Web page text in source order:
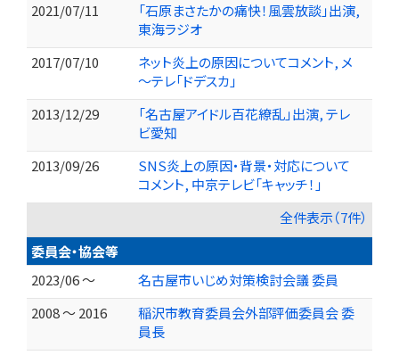
2021/07/11
「石原まさたかの痛快！風雲放談」出演,
東海ラジオ
2017/07/10
ネット炎上の原因についてコメント, メ
～テレ「ドデスカ」
2013/12/29
「名古屋アイドル百花繚乱」出演, テレ
ビ愛知
2013/09/26
SNS炎上の原因・背景・対応について
コメント, 中京テレビ「キャッチ！」
全件表示（7件）
委員会・協会等
2023/06 ～
名古屋市いじめ対策検討会議 委員
2008 ～ 2016
稲沢市教育委員会外部評価委員会 委
員長